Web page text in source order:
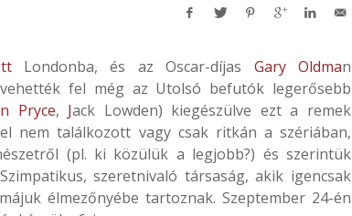
Londonba, és az Oscar-díjas Gary Oldman
fel még az Utolsó befutók legerősebb
Pryce, Jack Lowden) kiegészülve ezt a remek
nem találkozott vagy csak ritkán a szériában,
(pl. ki közülük a legjobb?) és szerintük
szeretnivaló társaság, akik igencsak
élmezőnyébe tartoznak. Szeptember 24-én